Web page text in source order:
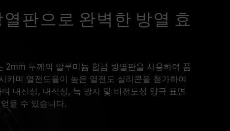
열판으로 완벽한 방열 효
2mm 두께의 알루미늄 합금 방열판을 사용하여 품
키며 열전도율이 높은 열전도 실리콘을 첨가하여
내산성, 내식성, 녹 방지 및 비전도성 양극 표면
을 수 있습니다.